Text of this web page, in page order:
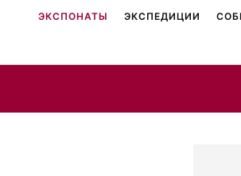
ЭКСПОНАТЫ ЭКСПЕДИЦИИ